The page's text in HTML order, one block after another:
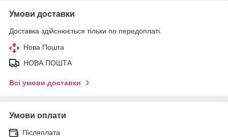
Умови доставки
Доставка здійснюється тільки по передоплаті.
Нова Пошта
НОВА ПОШТА
Всі умови доставки
Умови оплати
Післяплата